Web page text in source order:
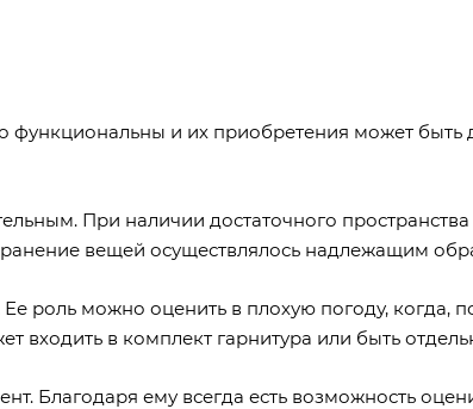
и их приобретения может быть
При наличии достаточного
вещей осуществлялось надлежащим
роль можно оценить в плохую погоду, когда,
входить в комплект гарнитура или быть
Благодаря ему всегда есть возможность